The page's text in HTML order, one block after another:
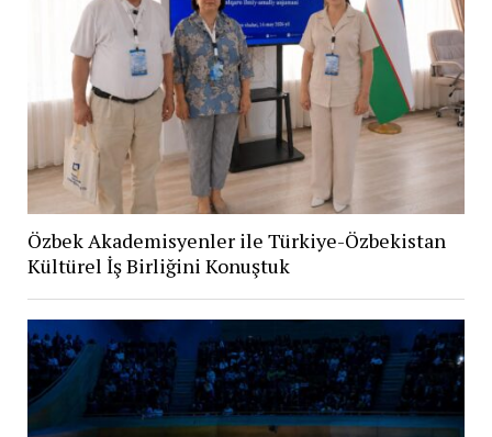
Özbek Akademisyenler ile Türkiye-Özbekistan
Kültürel İş Birliğini Konuştuk